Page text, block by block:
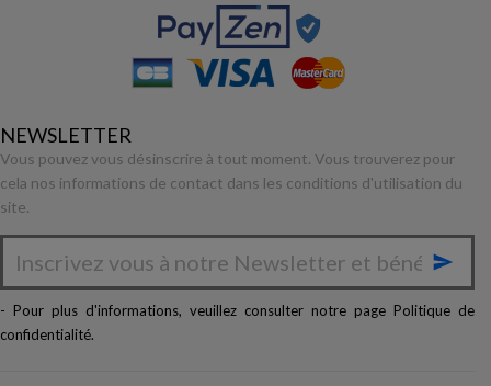
NEWSLETTER
Vous pouvez vous désinscrire à tout moment. Vous trouverez pour
cela nos informations de contact dans les conditions d'utilisation du
site.

- Pour plus d'informations, veuillez consulter notre page Politique de
confidentialité.